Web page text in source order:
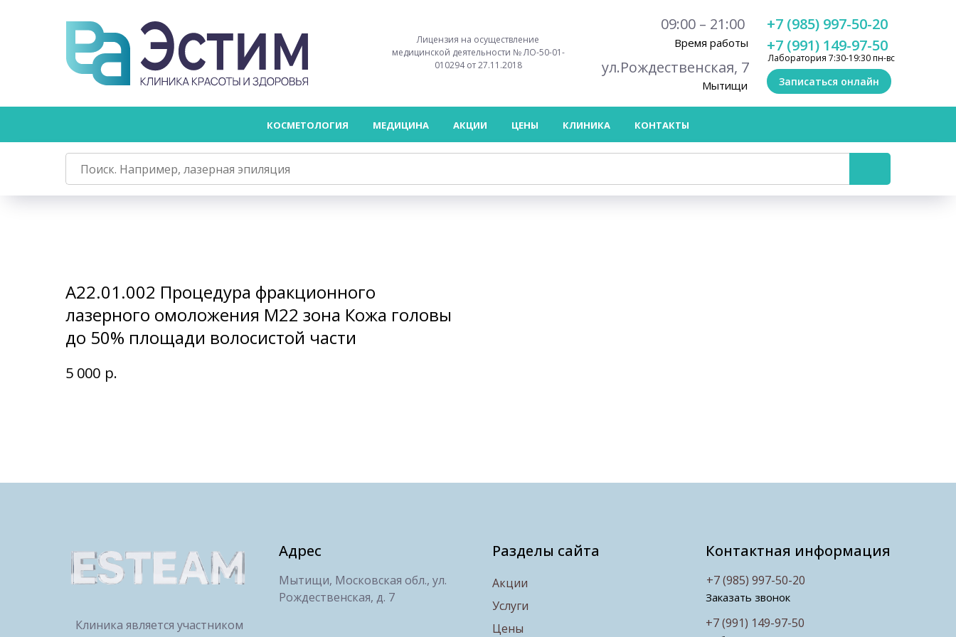
Время работы
Мытищи
ул.Рождественская, 7
09:00 – 21:00
Лаборатория 7:30-19:30 пн-вс
+7 (991) 149-97-50
+7 (985) 997-50-20
Лицензия на осуществление
медицинской деятельности № ЛО-50-01-
010294 от 27.11.2018
Записаться онлайн
КОСМЕТОЛОГИЯ МЕДИЦИНА АКЦИИ ЦЕНЫ КЛИНИКА КОНТАКТЫ
А22.01.002 Процедура фракционного
лазерного омоложения M22 зона Кожа головы
до 50% площади волосистой части
5 000 р.
Клиника является участником
Адрес
Мытищи, Московская обл., ул.
Рождественская, д. 7
Контактная информация
Разделы сайта
Акции
Услуги
Цены
Заказать звонок
+7 (991) 149-97-50
+7 (985) 997-50-20